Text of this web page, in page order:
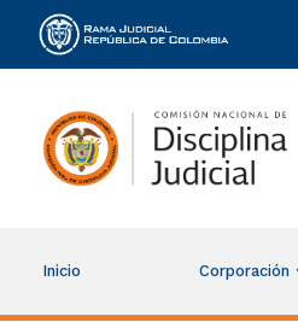
Rama Judicial
Inicio Corporación